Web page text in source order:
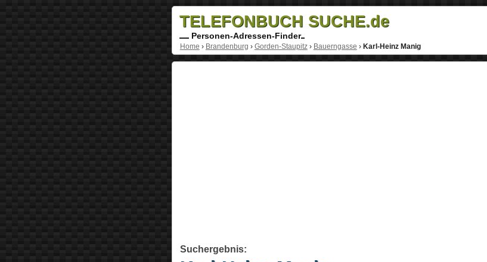
TELEFONBUCH SUCHE.de
Personen-Adressen-Finder
Home › Brandenburg › Gorden-Staupitz› Bauerngasse › Karl-Heinz Manig
Suchergebnis: